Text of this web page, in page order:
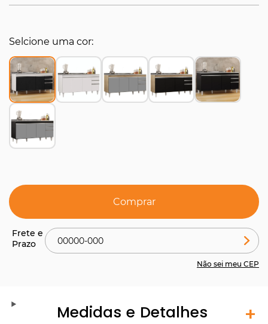
Selcione uma cor
Comprar
Não sei meu CEP
Medidas e Detalhes